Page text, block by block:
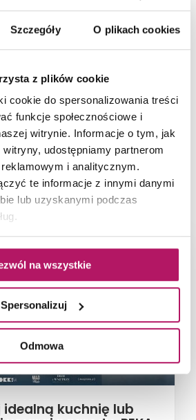
Szczegóły O plikach cookies
z plików cookie
cookie do spersonalizowania treści
funkcje społecznościowe i
witrynie. Informacje o tym, jak
udostępniamy partnerom
i analitycznym.
te informacje z innymi danymi
lub uzyskanymi podczas
na wszystkie
Spersonalizuj
Odmowa
AKTUALNOŚCI
kuchnię lub